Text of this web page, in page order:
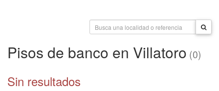
Pisos de banco en Villatoro (0)
Sin resultados